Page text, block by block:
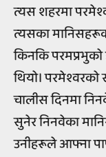
त्यस शहरमा
त्यसका
किनकि परमप्रभुको
थियो।
चालीस दिनमा
सुनेर निनवेका
उनीहरूले आफ्ना